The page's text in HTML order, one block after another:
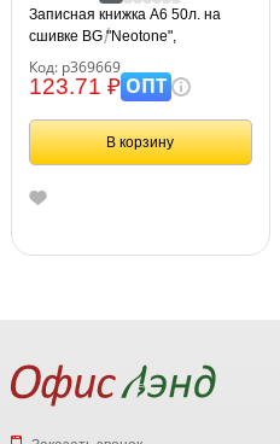
Записная книжка А6 50л. на
сшивке BG "Neotone",
тиснение, блок в точку 80г/м2
Код: р369669
123.71 ₽ОПТ
В корзину